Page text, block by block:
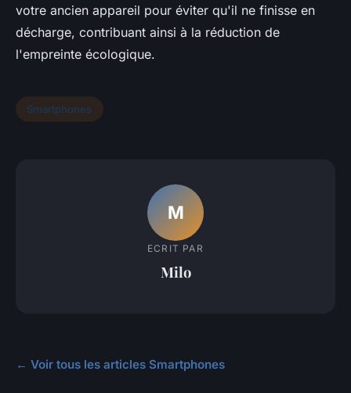
votre ancien appareil pour éviter qu'il ne finisse en
décharge, contribuant ainsi à la réduction de
l'empreinte écologique.
Smartphones
M
ECRIT PAR
Milo
← Voir tous les articles Smartphones